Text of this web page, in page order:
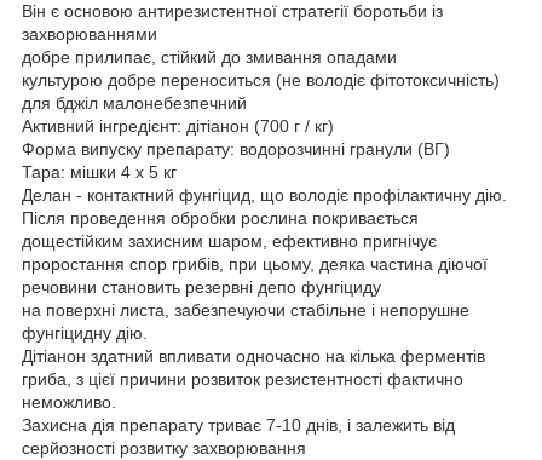
Він є основою антирезистентної стратегії боротьби із
захворюваннями
добре прилипає, стійкий до змивання опадами
культурою добре переноситься (не володіє фітотоксичність)
для бджіл малонебезпечний
Активний інгредієнт: дітіанон (700 г / кг)
Форма випуску препарату: водорозчинні гранули (ВГ)
Тара: мішки 4 х 5 кг
Делан - контактний фунгіцид, що володіє профілактичну дію.
Після проведення обробки рослина покривається
дощестійким захисним шаром, ефективно пригнічує
проростання спор грибів, при цьому, деяка частина діючої
речовини становить резервні депо фунгіциду
на поверхні листа, забезпечуючи стабільне і непорушне
фунгіцидну дію.
Дітіанон здатний впливати одночасно на кілька ферментів
гриба, з цієї причини розвиток резистентності фактично
неможливо.
Захисна дія препарату триває 7-10 днів, і залежить від
серйозності розвитку захворювання